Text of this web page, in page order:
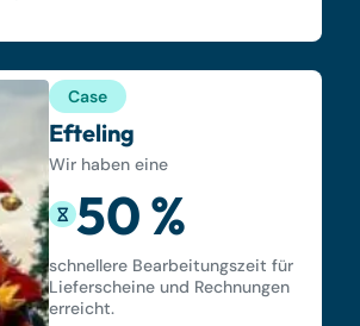
Case
Efteling
Wir haben eine
50 %
schnellere Bearbeitungszeit für
Lieferscheine und Rechnungen
erreicht.